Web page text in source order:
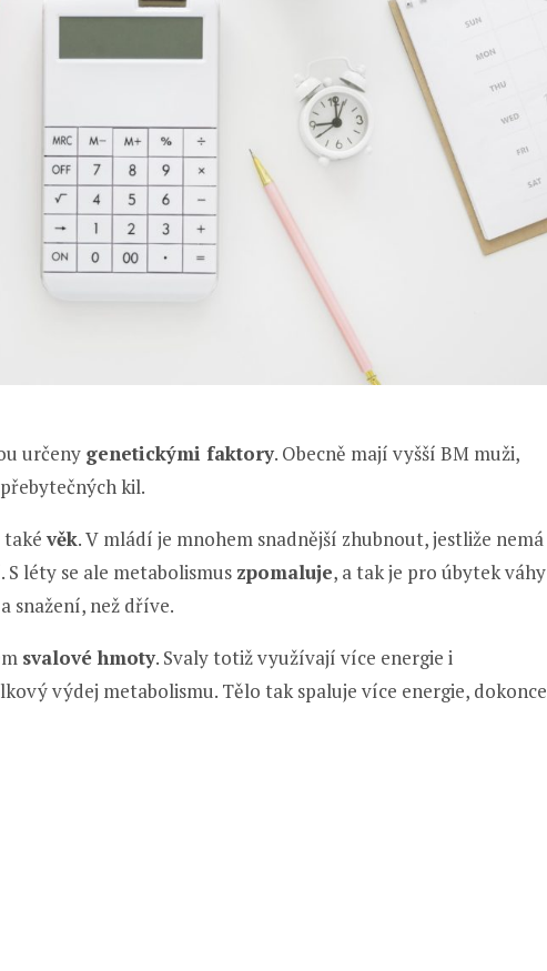
určeny genetickými faktory. Obecně mají vyšší BM muži,
kil.
věk. V mládí je mnohem snadnější zhubnout, jestliže nemá
léty se ale metabolismus zpomaluje, a tak je pro úbytek váhy
snažení, než dříve.
svalové hmoty. Svaly totiž využívají více energie i
výdej metabolismu. Tělo tak spaluje více energie, dokonce